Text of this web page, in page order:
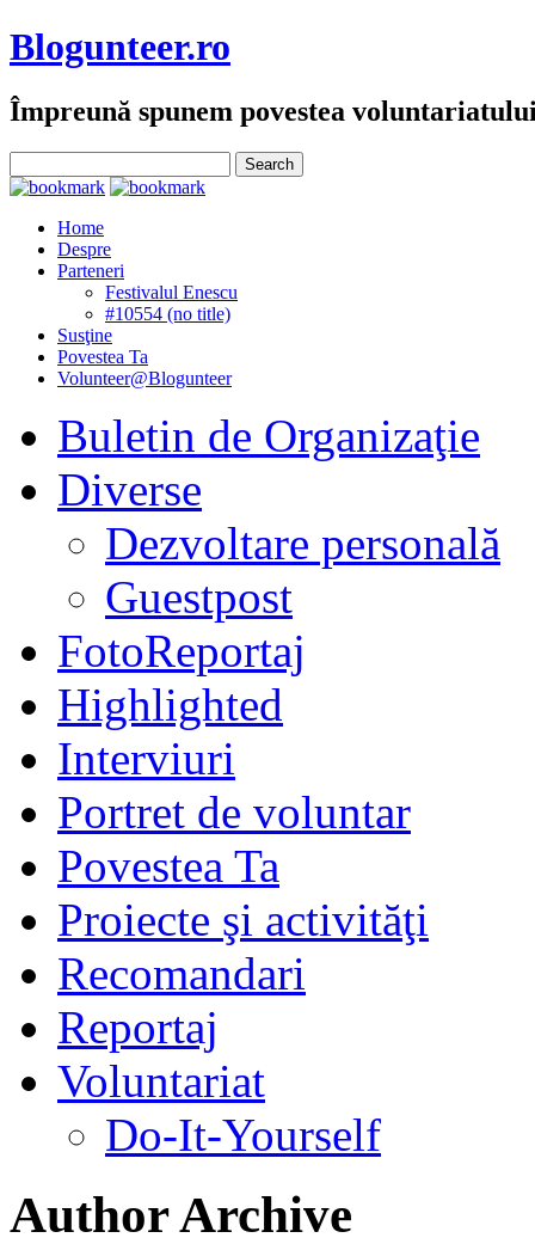
Blogunteer.ro
Împreună spunem povestea
Home
Despre
Parteneri
Festivalul Enescu
#10554 (no title)
Susţine
Povestea Ta
Volunteer@Blogunteer
Buletin de Organizaţie
Diverse
Dezvoltare personală
Guestpost
FotoReportaj
Highlighted
Interviuri
Portret de voluntar
Povestea Ta
Proiecte şi activităţi
Recomandari
Reportaj
Voluntariat
Do-It-Yourself
Author Archive